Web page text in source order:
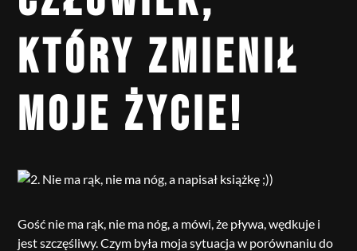
KTÓRY ZMIENIŁ
MOJE ŻYCIE!
Gość nie ma rąk, nie ma nóg, a mówi, że pływa, wędkuje i
jest szczęśliwy. Czym była moja sytuacja w porównaniu do